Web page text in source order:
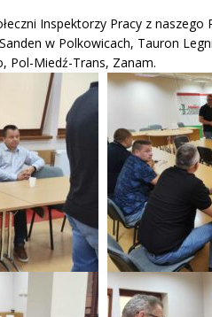
Inspektorzy Pracy z
w Polkowicach, Tauron
Pol-Miedź-Trans, Zanam.